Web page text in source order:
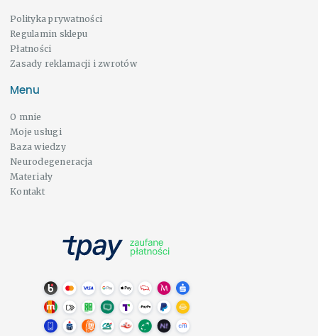
Polityka prywatności
Regulamin sklepu
Płatności
Zasady reklamacji i zwrotów
Menu
O mnie
Moje usługi
Baza wiedzy
Neurodegeneracja
Materiały
Kontakt